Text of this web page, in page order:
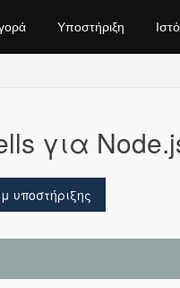
Υποστήριξη
για
υποστήριξης